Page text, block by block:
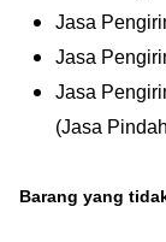
Jasa
Jasa
Jasa
(Jasa
Barang yang